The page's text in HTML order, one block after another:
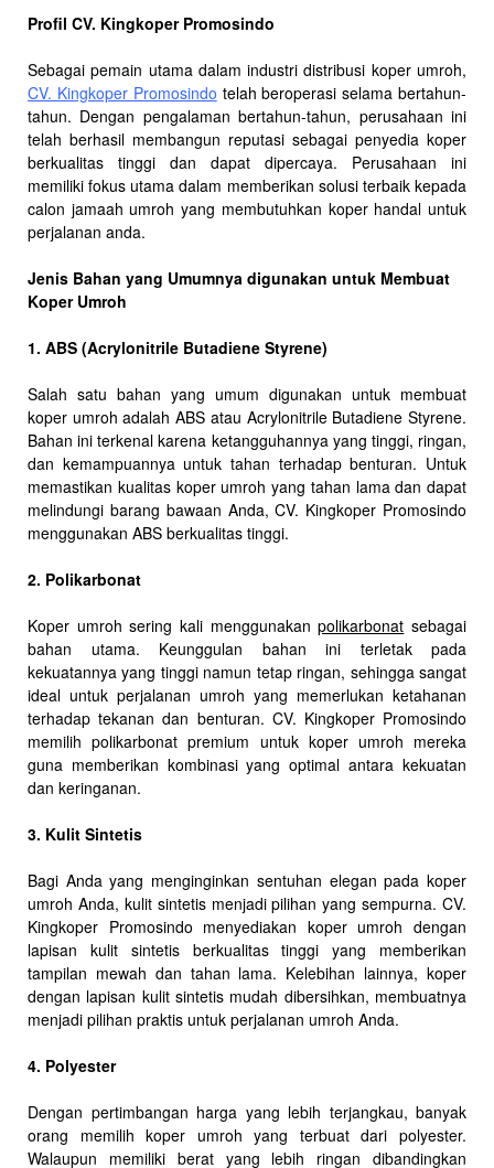
Profil CV. Kingkoper Promosindo
Sebagai pemain utama dalam industri distribusi koper umroh,
CV. Kingkoper Promosindo telah beroperasi selama bertahun-
tahun. Dengan pengalaman bertahun-tahun, perusahaan ini
telah berhasil membangun reputasi sebagai penyedia koper
berkualitas tinggi dan dapat dipercaya. Perusahaan ini
memiliki fokus utama dalam memberikan solusi terbaik kepada
calon jamaah umroh yang membutuhkan koper handal untuk
perjalanan anda.
Jenis Bahan yang Umumnya digunakan untuk Membuat
Koper Umroh
1. ABS (Acrylonitrile Butadiene Styrene)
Salah satu bahan yang umum digunakan untuk membuat
koper umroh adalah ABS atau Acrylonitrile Butadiene Styrene.
Bahan ini terkenal karena ketangguhannya yang tinggi, ringan,
dan kemampuannya untuk tahan terhadap benturan. Untuk
memastikan kualitas koper umroh yang tahan lama dan dapat
melindungi barang bawaan Anda, CV. Kingkoper Promosindo
menggunakan ABS berkualitas tinggi.
2. Polikarbonat
Koper umroh sering kali menggunakanpolikarbonat sebagai
bahan utama. Keunggulan bahan ini terletak pada
kekuatannya yang tinggi namun tetap ringan, sehingga sangat
ideal untuk perjalanan umroh yang memerlukan ketahanan
terhadap tekanan dan benturan. CV. Kingkoper Promosindo
memilih polikarbonat premium untuk koper umroh mereka
guna memberikan kombinasi yang optimal antara kekuatan
dan keringanan.
3. Kulit Sintetis
Bagi Anda yang menginginkan sentuhan elegan pada koper
umroh Anda, kulit sintetis menjadi pilihan yang sempurna. CV.
Kingkoper Promosindo menyediakan koper umroh dengan
lapisan kulit sintetis berkualitas tinggi yang memberikan
tampilan mewah dan tahan lama. Kelebihan lainnya, koper
dengan lapisan kulit sintetis mudah dibersihkan, membuatnya
menjadi pilihan praktis untuk perjalanan umroh Anda.
4. Polyester
Dengan pertimbangan harga yang lebih terjangkau, banyak
orang memilih koper umroh yang terbuat dari polyester.
Walaupun memiliki berat yang lebih ringan dibandingkan